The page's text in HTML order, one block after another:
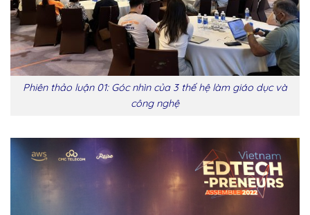
Phiên thảo luận 01: Góc nhìn của 3 thế hệ làm giáo dục và
công nghệ